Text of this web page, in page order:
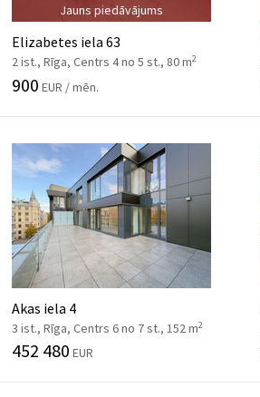
Jauns piedāvājums
Elizabetes iela 63
2 ist., Rīga, Centrs 4 no 5 st., 80 m2
900 EUR / mēn.
Akas iela 4
3 ist., Rīga, Centrs 6 no 7 st., 152 m2
452 480 EUR